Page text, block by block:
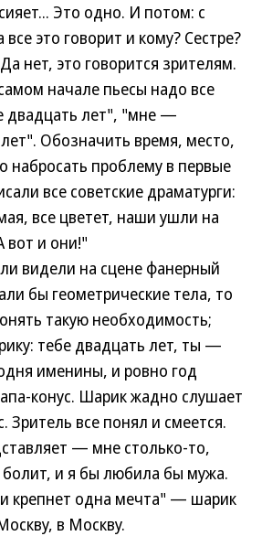
Это одно. И потом: с
все это говорит и кому? Сестре?
нет, это говорится зрителям.
начале пьесы надо все
двадцать лет", "мне —
Обозначить время, место,
набросать проблему в первые
все советские драматурги:
все цветет, наши ушли на
вот и они!"
видели на сцене фанерный
бы геометрические тела, то
такую необходимость;
тебе двадцать лет, ты —
именины, и ровно год
конус. Шарик жадно слушает
Зритель все понял и смеется.
— мне столько-то,
болит, и я бы любила бы мужа.
крепнет одна мечта" — шарик
в Москву.